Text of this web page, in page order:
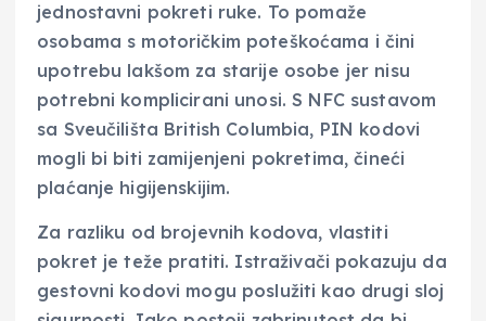
jednostavni pokreti ruke. To pomaže
osobama s motoričkim poteškoćama i čini
upotrebu lakšom za starije osobe jer nisu
potrebni komplicirani unosi. S NFC sustavom
sa Sveučilišta British Columbia, PIN kodovi
mogli bi biti zamijenjeni pokretima, čineći
plaćanje higijenskijim.
Za razliku od brojevnih kodova, vlastiti
pokret je teže pratiti. Istraživači pokazuju da
gestovni kodovi mogu poslužiti kao drugi sloj